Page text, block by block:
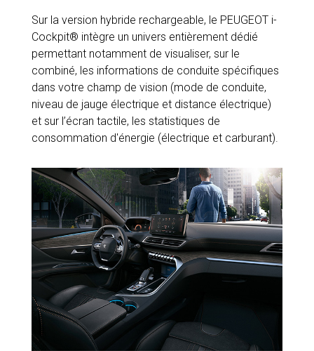
Sur la version hybride rechargeable, le PEUGEOT i-
Cockpit® intègre un univers entièrement dédié
permettant notamment de visualiser, sur le
combiné, les informations de conduite spécifiques
dans votre champ de vision (mode de conduite,
niveau de jauge électrique et distance électrique)
et sur l’écran tactile, les statistiques de
consommation d'énergie (électrique et carburant).